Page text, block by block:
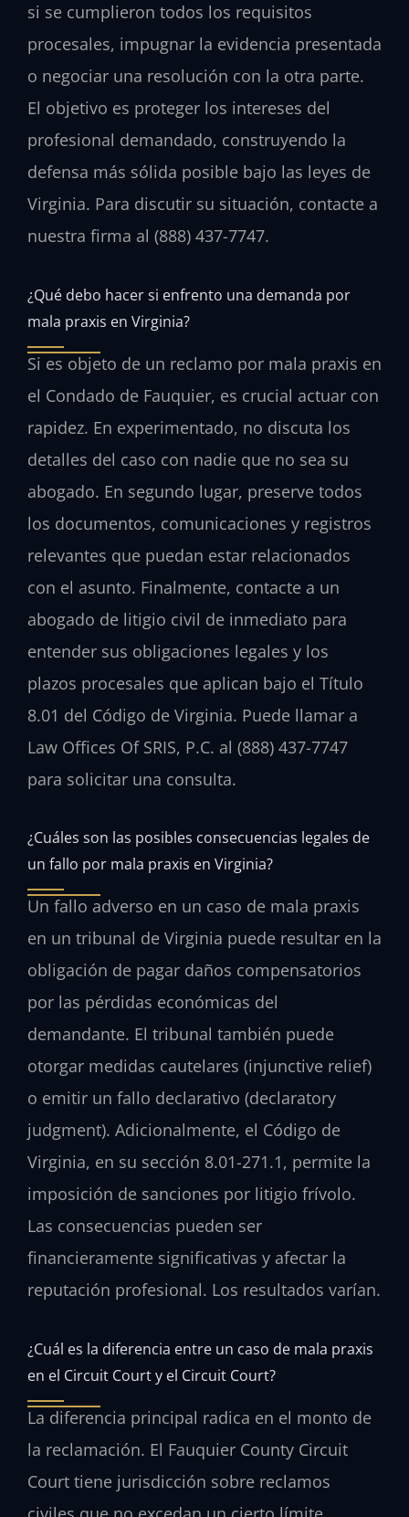
si se cumplieron todos los requisitos
procesales, impugnar la evidencia presentada
o negociar una resolución con la otra parte.
El objetivo es proteger los intereses del
profesional demandado, construyendo la
defensa más sólida posible bajo las leyes de
Virginia. Para discutir su situación, contacte a
nuestra firma al (888) 437-7747.
¿Qué debo hacer si enfrento una demanda por
mala praxis en Virginia?
Si es objeto de un reclamo por mala praxis en
el Condado de Fauquier, es crucial actuar con
rapidez. En experimentado, no discuta los
detalles del caso con nadie que no sea su
abogado. En segundo lugar, preserve todos
los documentos, comunicaciones y registros
relevantes que puedan estar relacionados
con el asunto. Finalmente, contacte a un
abogado de litigio civil de inmediato para
entender sus obligaciones legales y los
plazos procesales que aplican bajo el Título
8.01 del Código de Virginia. Puede llamar a
Law Offices Of SRIS, P.C. al (888) 437-7747
para solicitar una consulta.
¿Cuáles son las posibles consecuencias legales de
un fallo por mala praxis en Virginia?
Un fallo adverso en un caso de mala praxis
en un tribunal de Virginia puede resultar en la
obligación de pagar daños compensatorios
por las pérdidas económicas del
demandante. El tribunal también puede
otorgar medidas cautelares (injunctive relief)
o emitir un fallo declarativo (declaratory
judgment). Adicionalmente, el Código de
Virginia, en su sección 8.01-271.1, permite la
imposición de sanciones por litigio frívolo.
Las consecuencias pueden ser
financieramente significativas y afectar la
reputación profesional. Los resultados varían.
¿Cuál es la diferencia entre un caso de mala praxis
en el Circuit Court y el Circuit Court?
La diferencia principal radica en el monto de
la reclamación. El Fauquier County Circuit
Court tiene jurisdicción sobre reclamos